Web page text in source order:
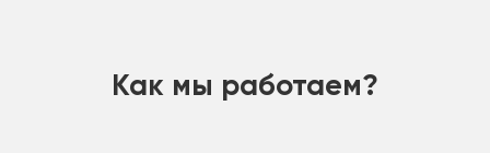
Как мы работаем?